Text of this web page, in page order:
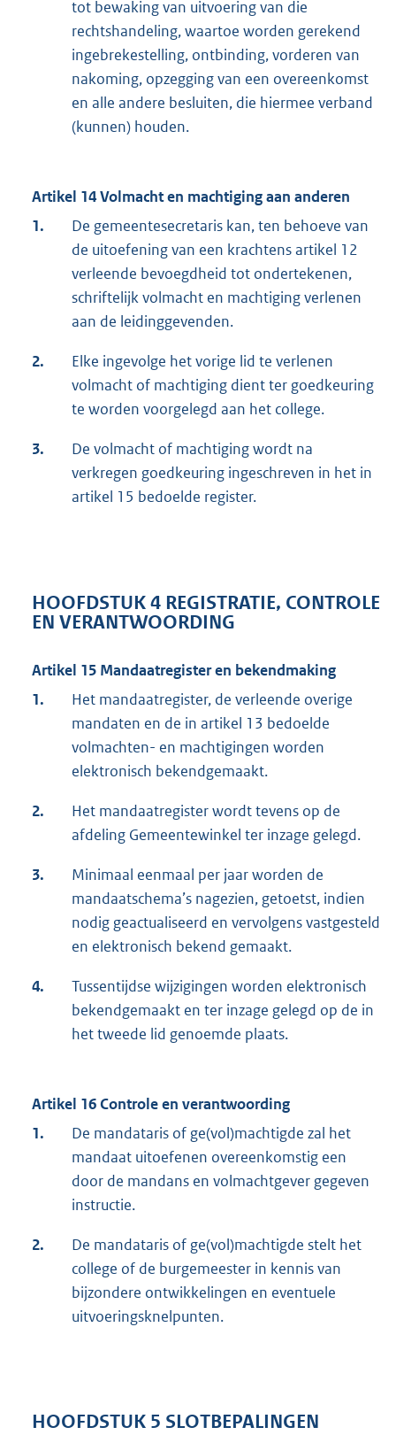
tot bewaking van uitvoering van die
rechtshandeling, waartoe worden gerekend
ingebrekestelling, ontbinding, vorderen van
nakoming, opzegging van een overeenkomst
en alle andere besluiten, die hiermee verband
(kunnen) houden.
Artikel 14 Volmacht en machtiging aan anderen
1.
De gemeentesecretaris kan, ten behoeve van
de uitoefening van een krachtens artikel 12
verleende bevoegdheid tot ondertekenen,
schriftelijk volmacht en machtiging verlenen
aan de leidinggevenden.
2.
Elke ingevolge het vorige lid te verlenen
volmacht of machtiging dient ter goedkeuring
te worden voorgelegd aan het college.
3.
De volmacht of machtiging wordt na
verkregen goedkeuring ingeschreven in het in
artikel 15 bedoelde register.
HOOFDSTUK 4 REGISTRATIE, CONTROLE
EN VERANTWOORDING
Artikel 15 Mandaatregister en bekendmaking
1.
Het mandaatregister, de verleende overige
mandaten en de in artikel 13 bedoelde
volmachten- en machtigingen worden
elektronisch bekendgemaakt.
2.
Het mandaatregister wordt tevens op de
afdeling Gemeentewinkel ter inzage gelegd.
3.
Minimaal eenmaal per jaar worden de
mandaatschema’s nagezien, getoetst, indien
nodig geactualiseerd en vervolgens vastgesteld
en elektronisch bekend gemaakt.
4.
Tussentijdse wijzigingen worden elektronisch
bekendgemaakt en ter inzage gelegd op de in
het tweede lid genoemde plaats.
Artikel 16 Controle en verantwoording
1.
De mandataris of ge(vol)machtigde zal het
mandaat uitoefenen overeenkomstig een
door de mandans en volmachtgever gegeven
instructie.
2.
De mandataris of ge(vol)machtigde stelt het
college of de burgemeester in kennis van
bijzondere ontwikkelingen en eventuele
uitvoeringsknelpunten.
HOOFDSTUK 5 SLOTBEPALINGEN